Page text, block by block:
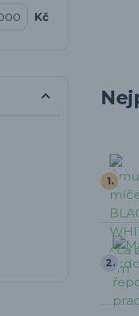
1.
2.
Kč